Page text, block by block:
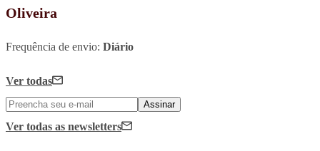
Oliveira
Frequência de envio: Diário
Ver todas
Assinar
Ver todas as newsletters